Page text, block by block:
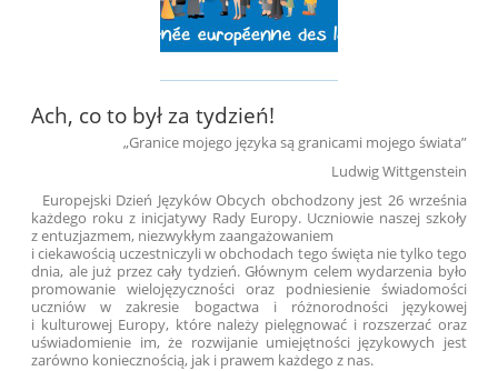
Ach, co to był za tydzień!
„Granice mojego języka są granicami mojego świata”
Ludwig Wittgenstein
Europejski Dzień Języków Obcych obchodzony jest 26 września
każdego roku z inicjatywy Rady Europy. Uczniowie naszej szkoły
z entuzjazmem, niezwykłym zaangażowaniem
i ciekawością uczestniczyli w obchodach tego święta nie tylko tego
dnia, ale już przez cały tydzień. Głównym celem wydarzenia było
promowanie wielojęzyczności oraz podniesienie świadomości
uczniów w zakresie bogactwa i różnorodności językowej
i kulturowej Europy, które należy pielęgnować i rozszerzać oraz
uświadomienie im, że rozwijanie umiejętności językowych jest
zarówno koniecznością, jak i prawem każdego z nas.